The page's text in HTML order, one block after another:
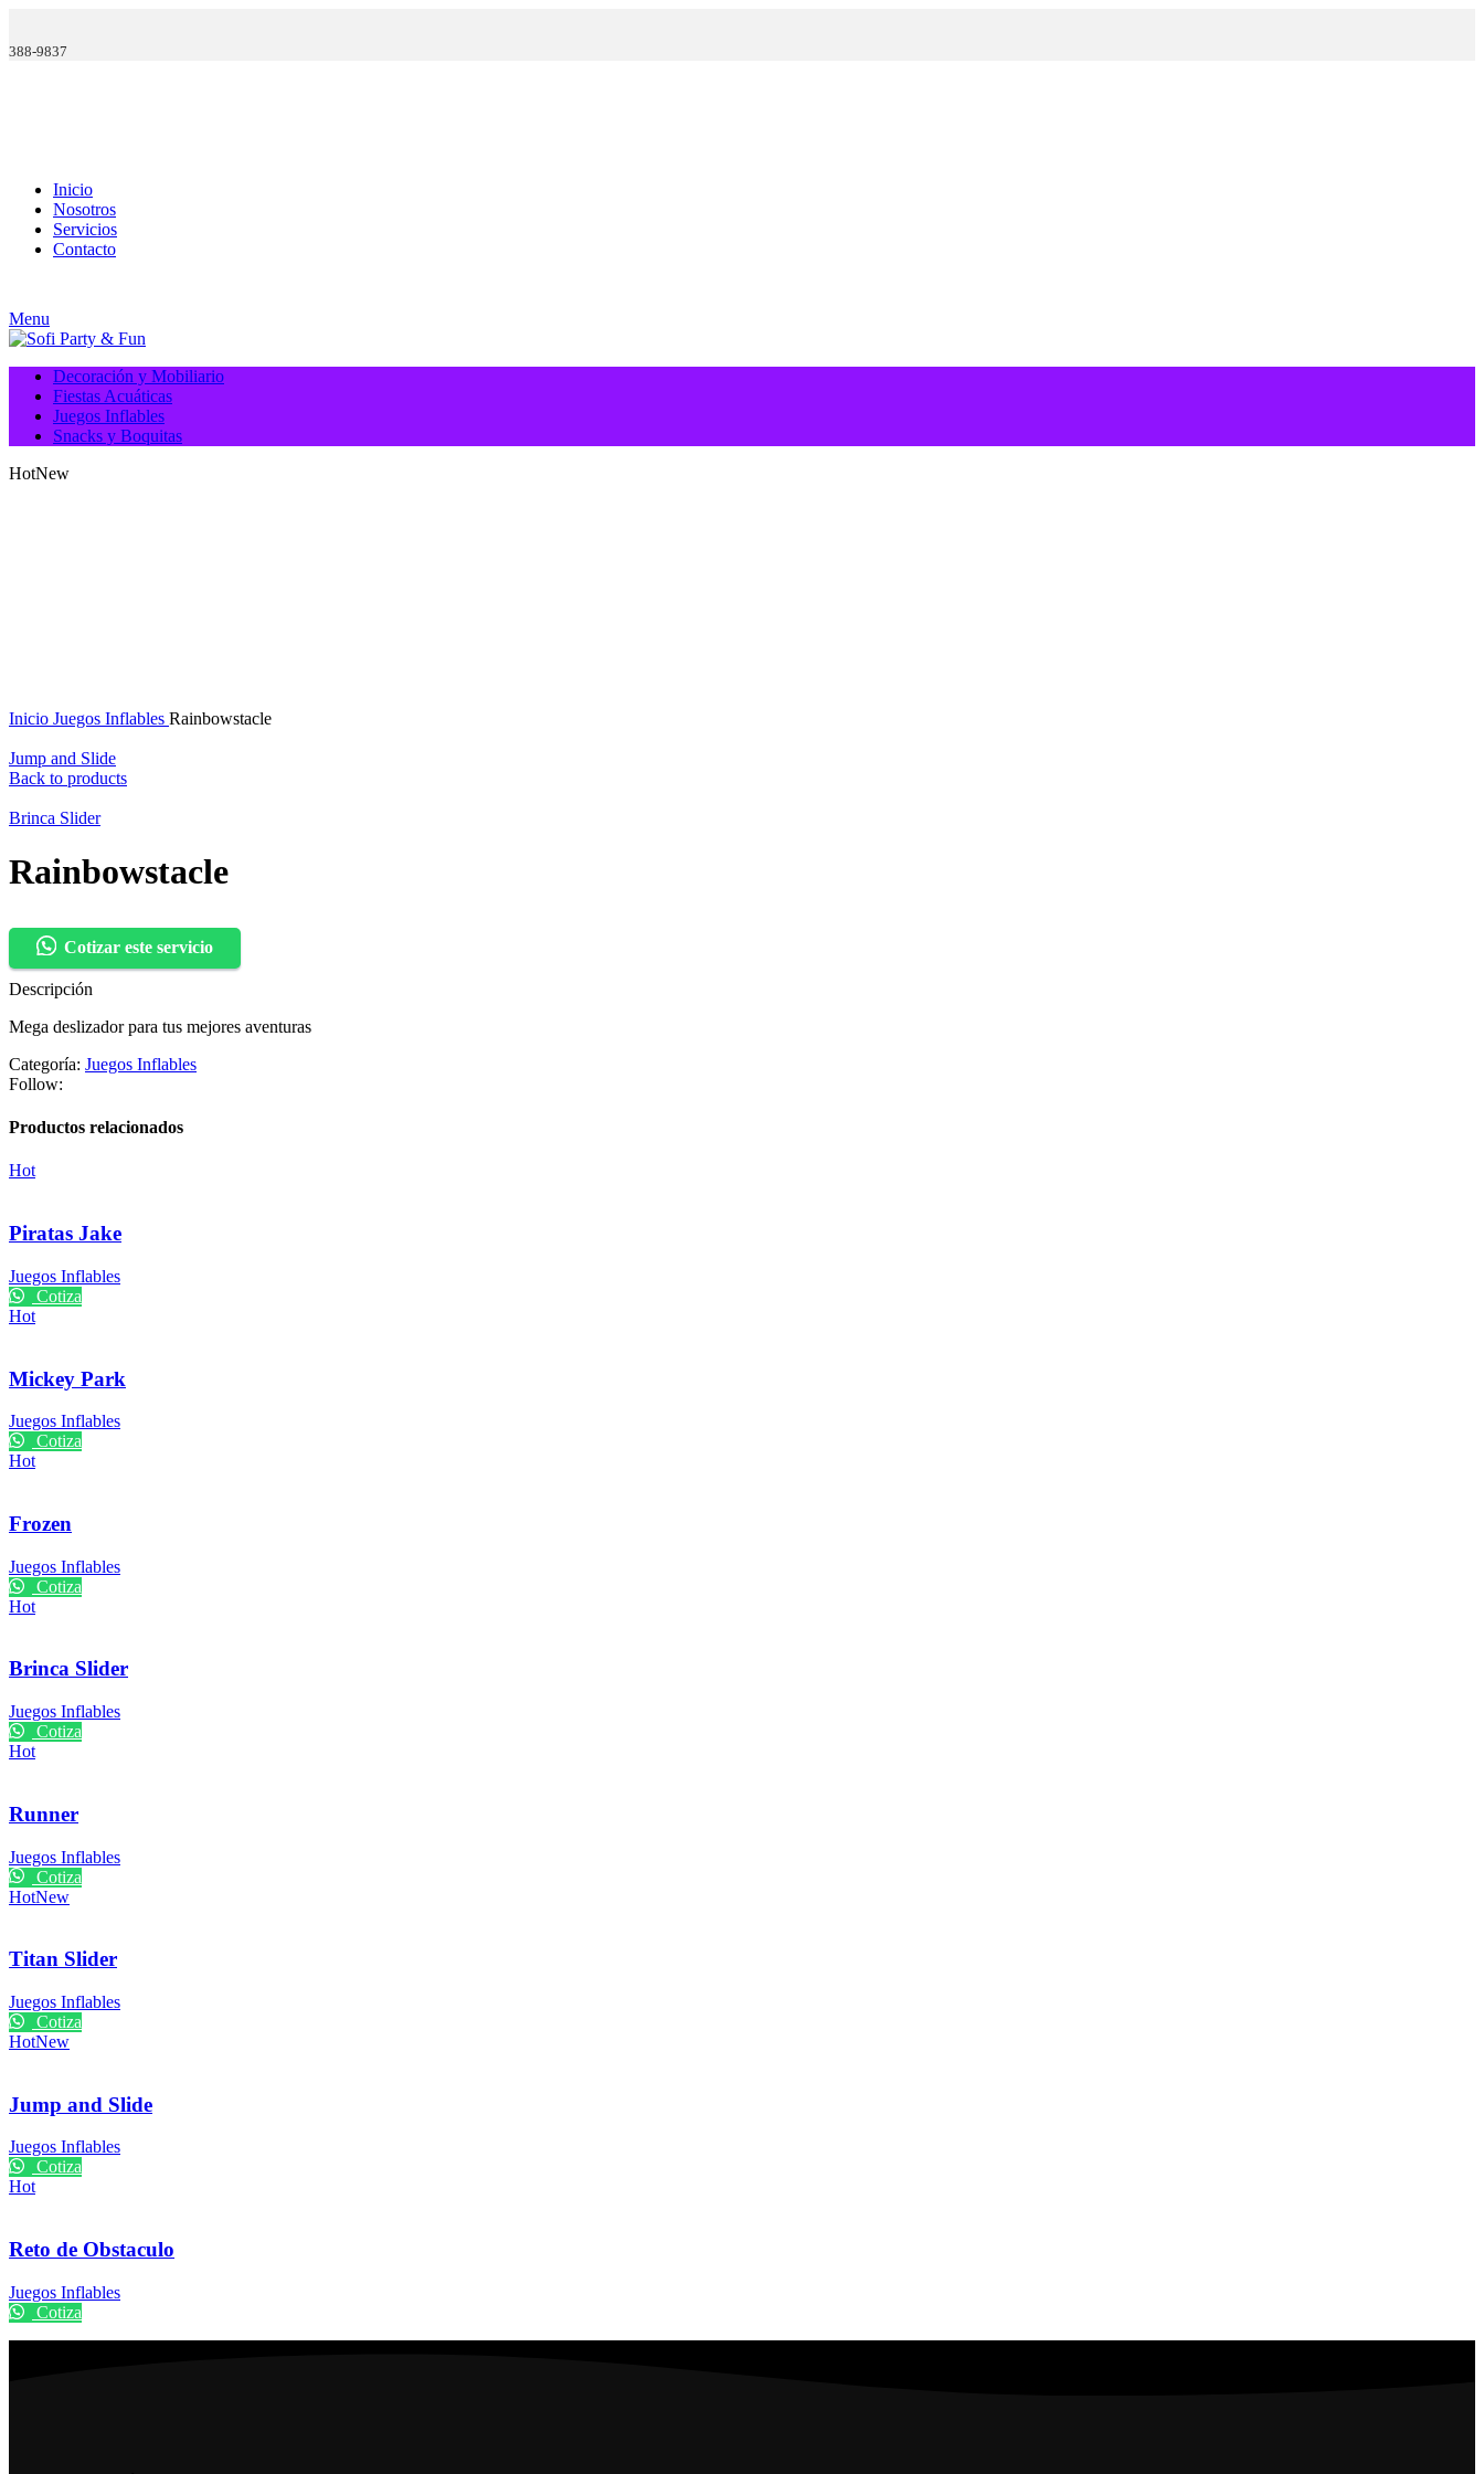
388-9837
Inicio
Nosotros
Servicios
Contacto
Menu
Decoración y Mobiliario
Fiestas Acuáticas
Juegos Inflables
Snacks y Boquitas
HotNew
Inicio Juegos Inflables Rainbowstacle
Jump and Slide
Back to products
Brinca Slider
Rainbowstacle
Cotizar este servicio
Descripción
Mega deslizador para tus mejores aventuras
Categoría: Juegos Inflables
Follow:
Productos relacionados
Hot
Piratas Jake
Juegos Inflables
Cotiza
Hot
Mickey Park
Juegos Inflables
Cotiza
Hot
Frozen
Juegos Inflables
Cotiza
Hot
Brinca Slider
Juegos Inflables
Cotiza
Hot
Runner
Juegos Inflables
Cotiza
HotNew
Titan Slider
Juegos Inflables
Cotiza
HotNew
Jump and Slide
Juegos Inflables
Cotiza
Hot
Reto de Obstaculo
Juegos Inflables
Cotiza